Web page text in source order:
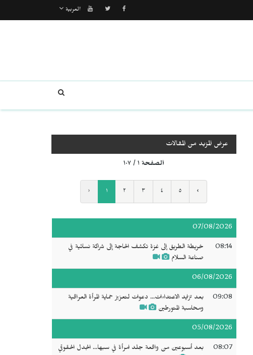
العربية
عرض المزيد من المقالات
الصفحة ١ / ١٠٧
‹ ١ ٢ ٣ ٤ ٥ ›
07/08/2026
08:14
خريطة الطريق إلى غزة تكشف الحاجة إلى شراكة نسائية في
صناعة السلام
06/08/2026
09:08
بعد تزايد الاعتداءات... دعوات لتعزيز حماية المرأة العراقية
ومحاسبة المتورطين
05/08/2026
08:07
بعد أسبوعين من واقعة جلد امرأة في سبها... الجدل الحقوقي